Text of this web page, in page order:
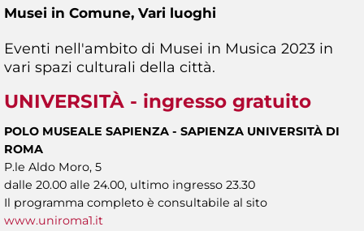
Musei in Comune, Vari luoghi
Eventi nell'ambito di Musei in Musica 2023 in
vari spazi culturali della città.
UNIVERSITÀ - ingresso gratuito
POLO MUSEALE SAPIENZA - SAPIENZA UNIVERSITÀ DI
ROMA
P.le Aldo Moro, 5
dalle 20.00 alle 24.00, ultimo ingresso 23.30
Il programma completo è consultabile al sito
www.uniroma1.it